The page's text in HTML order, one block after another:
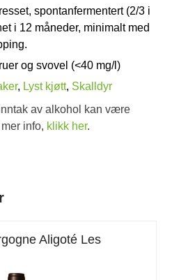
spontanfermentert (2/3 i
i 12 måneder, minimalt med
og svovel (<40 mg/l)
, Lyst kjøtt, Skalldyr
av alkohol kan være
info, klikk her.
Aligoté Les